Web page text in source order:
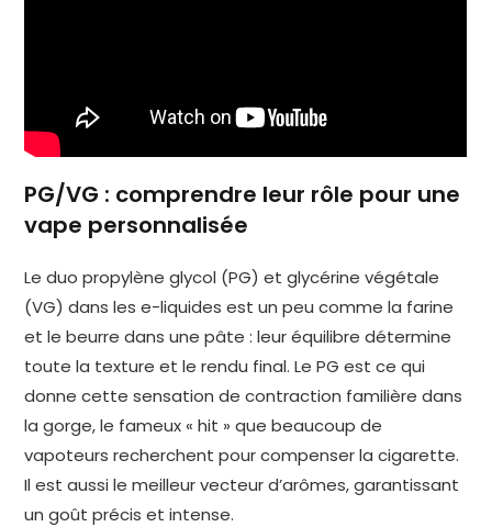
PG/VG : comprendre leur rôle pour une
vape personnalisée
Le duo propylène glycol (PG) et glycérine végétale
(VG) dans les e-liquides est un peu comme la farine
et le beurre dans une pâte : leur équilibre détermine
toute la texture et le rendu final. Le PG est ce qui
donne cette sensation de contraction familière dans
la gorge, le fameux « hit » que beaucoup de
vapoteurs recherchent pour compenser la cigarette.
Il est aussi le meilleur vecteur d’arômes, garantissant
un goût précis et intense.